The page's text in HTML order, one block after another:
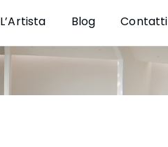
L’Artista Blog Contatti